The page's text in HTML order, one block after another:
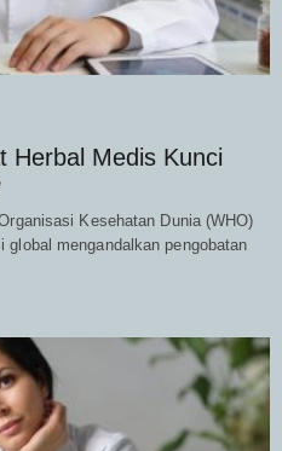
Herbal Medis Kunci
Kesehatan Dunia (WHO)
mengandalkan pengobatan